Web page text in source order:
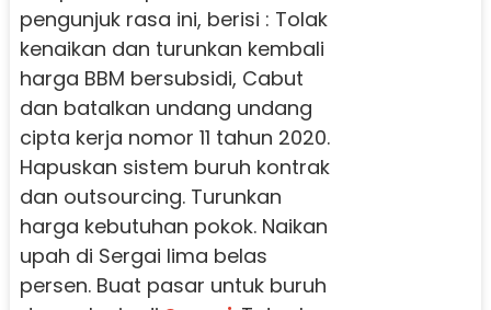
pengunjuk rasa ini, berisi : Tolak
kenaikan dan turunkan kembali
harga BBM bersubsidi, Cabut
dan batalkan undang undang
cipta kerja nomor 11 tahun 2020.
Hapuskan sistem buruh kontrak
dan outsourcing. Turunkan
harga kebutuhan pokok. Naikan
upah di Sergai lima belas
persen. Buat pasar untuk buruh